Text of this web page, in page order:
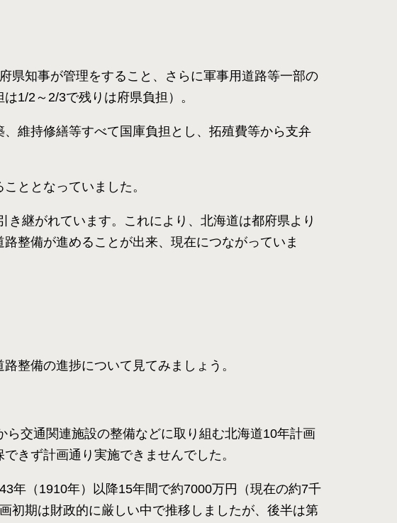
県知事が管理をすること、さらに軍事用道路等一部の
1/2～2/3で残りは府県負担）。
維持修繕等すべて国庫負担とし、拓殖費等から支弁
ととなっていました。
継がれています。これにより、北海道は都府県より
整備が進めることが出来、現在につながっていま
整備の進捗について見てみましょう。
交通関連施設の整備などに取り組む北海道10年計画
きず計画通り実施できませんでした。
年（1910年）以降15年間で約7000万円（現在の約7千
初期は財政的に厳しい中で推移しましたが、後半は第